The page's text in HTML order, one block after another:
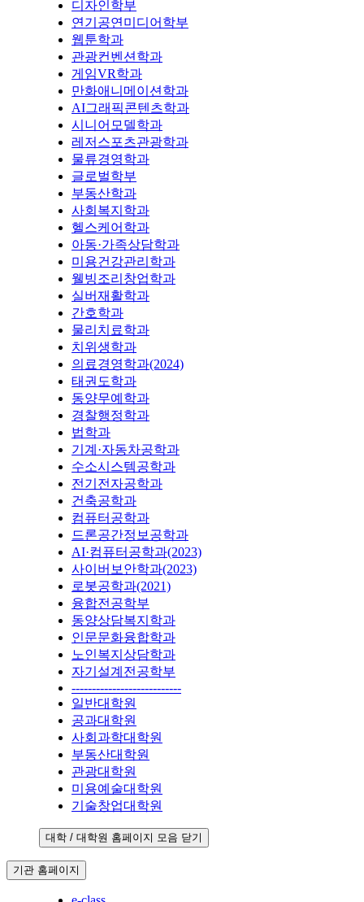
디자인학부
연기공연미디어학부
웹툰학과
관광컨벤션학과
게임VR학과
만화애니메이션학과
AI그래픽콘텐츠학과
시니어모델학과
레저스포츠관광학과
물류경영학과
글로벌학부
부동산학과
사회복지학과
헬스케어학과
아동·가족상담학과
미용건강관리학과
웰빙조리창업학과
실버재활학과
간호학과
물리치료학과
치위생학과
의료경영학과(2024)
태권도학과
동양무예학과
경찰행정학과
법학과
기계·자동차공학과
수소시스템공학과
전기전자공학과
건축공학과
컴퓨터공학과
드론공간정보공학과
AI·컴퓨터공학과(2023)
사이버보안학과(2023)
로봇공학과(2021)
융합전공학부
동양상담복지학과
인문문화융합학과
노인복지상담학과
자기설계전공학부
---------------------------
일반대학원
공과대학원
사회과학대학원
부동산대학원
관광대학원
미용예술대학원
기술창업대학원
대학 / 대학원 홈페이지 모음 닫기
기관 홈페이지